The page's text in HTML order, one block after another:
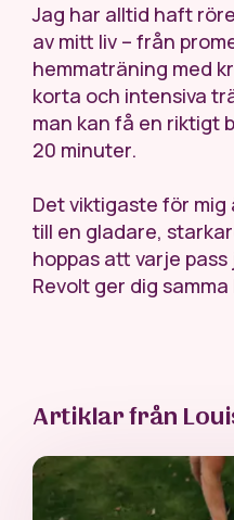
Jag har alltid haft
av mitt liv – från
hemmaträning med
korta och intensiva
man kan få en riktigt
20 minuter.
Det viktigaste för
till en gladare,
hoppas att varje
Revolt ger dig samma
Artiklar från